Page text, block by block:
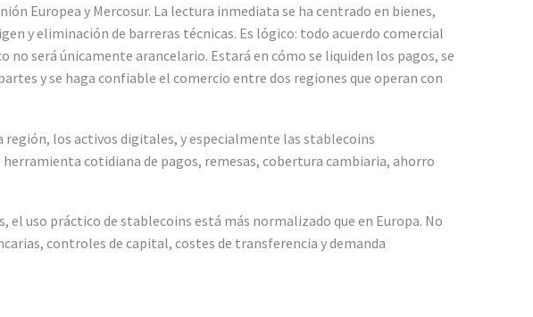
Europea y Mercosur. La lectura inmediata se ha centrado en bienes,
y eliminación de barreras técnicas. Es lógico: todo acuerdo comercial
será únicamente arancelario. Estará en cómo se liquiden los pagos, se
y se haga confiable el comercio entre dos regiones que operan con
región, los activos digitales, y especialmente las stablecoins
cotidiana de pagos, remesas, cobertura cambiaria, ahorro
uso práctico de stablecoins está más normalizado que en Europa. No
controles de capital, costes de transferencia y demanda